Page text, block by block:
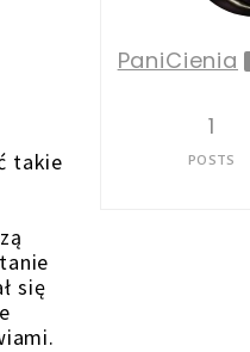
takie
się
PaniCienia
1
POSTS